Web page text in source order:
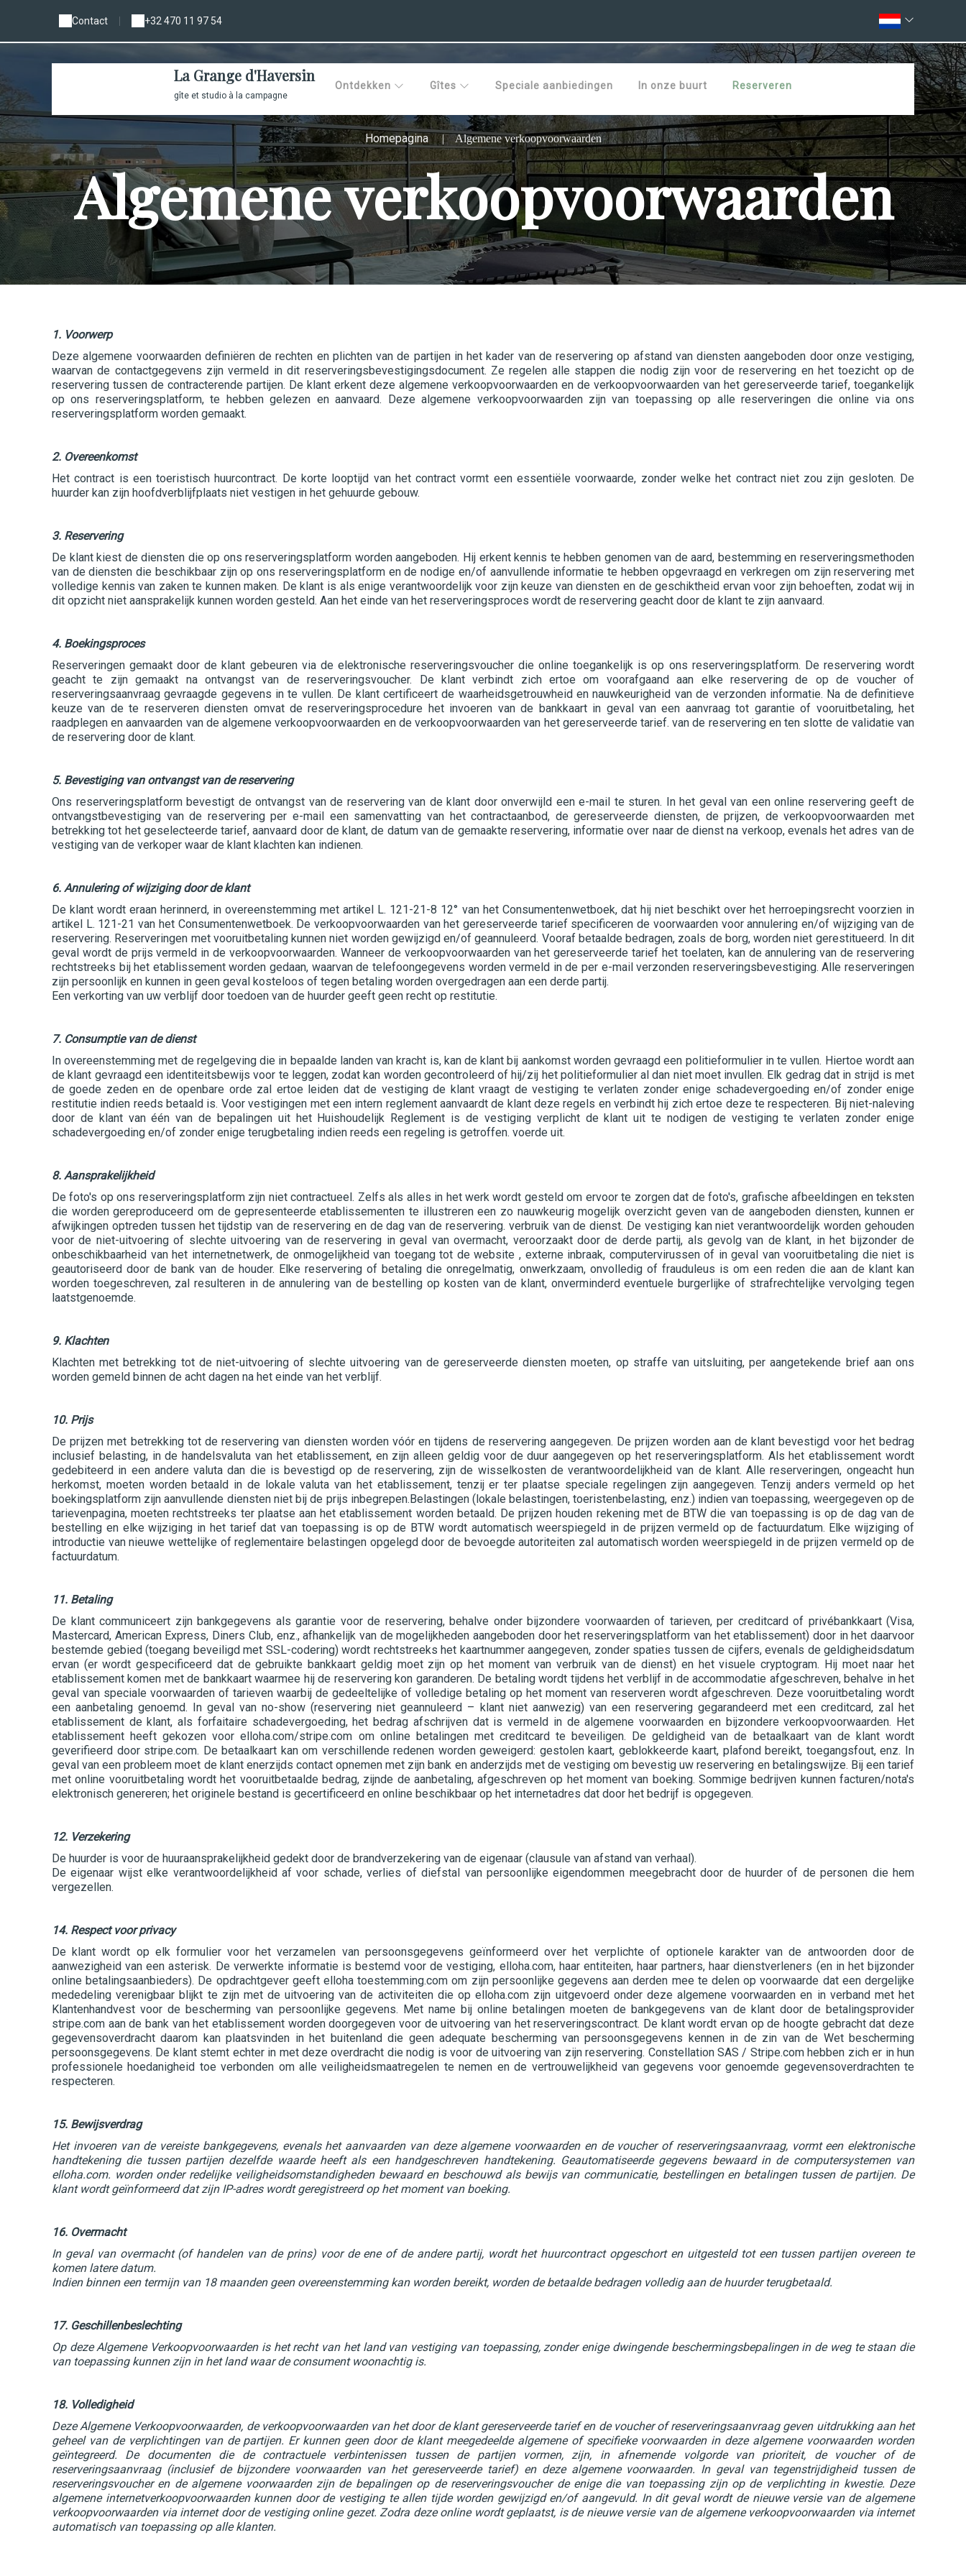
Contact +32 470 11 97 54
La Grange d'Haversin
gîte et studio à la campagne
Ontdekken Gîtes Speciale aanbiedingen In onze buurt Reserveren
Homepagina Algemene verkoopvoorwaarden
Algemene verkoopvoorwaarden
1. Voorwerp
Deze algemene voorwaarden definiëren de rechten en plichten van de partijen in het kader van de reservering op afstand van diensten aangeboden door onze vestiging,
waarvan de contactgegevens zijn vermeld in dit reserveringsbevestigingsdocument. Ze regelen alle stappen die nodig zijn voor de reservering en het toezicht op de
reservering tussen de contracterende partijen. De klant erkent deze algemene verkoopvoorwaarden en de verkoopvoorwaarden van het gereserveerde tarief, toegankelijk
op ons reserveringsplatform, te hebben gelezen en aanvaard. Deze algemene verkoopvoorwaarden zijn van toepassing op alle reserveringen die online via ons
reserveringsplatform worden gemaakt.
2. Overeenkomst
Het contract is een toeristisch huurcontract. De korte looptijd van het contract vormt een essentiële voorwaarde, zonder welke het contract niet zou zijn gesloten. De
huurder kan zijn hoofdverblijfplaats niet vestigen in het gehuurde gebouw.
3. Reservering
De klant kiest de diensten die op ons reserveringsplatform worden aangeboden. Hij erkent kennis te hebben genomen van de aard, bestemming en reserveringsmethoden
van de diensten die beschikbaar zijn op ons reserveringsplatform en de nodige en/of aanvullende informatie te hebben opgevraagd en verkregen om zijn reservering met
volledige kennis van zaken te kunnen maken. De klant is als enige verantwoordelijk voor zijn keuze van diensten en de geschiktheid ervan voor zijn behoeften, zodat wij in
dit opzicht niet aansprakelijk kunnen worden gesteld. Aan het einde van het reserveringsproces wordt de reservering geacht door de klant te zijn aanvaard.
4. Boekingsproces
Reserveringen gemaakt door de klant gebeuren via de elektronische reserveringsvoucher die online toegankelijk is op ons reserveringsplatform. De reservering wordt
geacht te zijn gemaakt na ontvangst van de reserveringsvoucher. De klant verbindt zich ertoe om voorafgaand aan elke reservering de op de voucher of
reserveringsaanvraag gevraagde gegevens in te vullen. De klant certificeert de waarheidsgetrouwheid en nauwkeurigheid van de verzonden informatie. Na de definitieve
keuze van de te reserveren diensten omvat de reserveringsprocedure het invoeren van de bankkaart in geval van een aanvraag tot garantie of vooruitbetaling, het
raadplegen en aanvaarden van de algemene verkoopvoorwaarden en de verkoopvoorwaarden van het gereserveerde tarief. van de reservering en ten slotte de validatie van
de reservering door de klant.
5. Bevestiging van ontvangst van de reservering
Ons reserveringsplatform bevestigt de ontvangst van de reservering van de klant door onverwijld een e-mail te sturen. In het geval van een online reservering geeft de
ontvangstbevestiging van de reservering per e-mail een samenvatting van het contractaanbod, de gereserveerde diensten, de prijzen, de verkoopvoorwaarden met
betrekking tot het geselecteerde tarief, aanvaard door de klant, de datum van de gemaakte reservering, informatie over naar de dienst na verkoop, evenals het adres van de
vestiging van de verkoper waar de klant klachten kan indienen.
6. Annulering of wijziging door de klant
De klant wordt eraan herinnerd, in overeenstemming met artikel L. 121-21-8 12° van het Consumentenwetboek, dat hij niet beschikt over het herroepingsrecht voorzien in
artikel L. 121-21 van het Consumentenwetboek. De verkoopvoorwaarden van het gereserveerde tarief specificeren de voorwaarden voor annulering en/of wijziging van de
reservering. Reserveringen met vooruitbetaling kunnen niet worden gewijzigd en/of geannuleerd. Vooraf betaalde bedragen, zoals de borg, worden niet gerestitueerd. In dit
geval wordt de prijs vermeld in de verkoopvoorwaarden. Wanneer de verkoopvoorwaarden van het gereserveerde tarief het toelaten, kan de annulering van de reservering
rechtstreeks bij het etablissement worden gedaan, waarvan de telefoongegevens worden vermeld in de per e-mail verzonden reserveringsbevestiging. Alle reserveringen
zijn persoonlijk en kunnen in geen geval kosteloos of tegen betaling worden overgedragen aan een derde partij.
Een verkorting van uw verblijf door toedoen van de huurder geeft geen recht op restitutie.
7. Consumptie van de dienst
In overeenstemming met de regelgeving die in bepaalde landen van kracht is, kan de klant bij aankomst worden gevraagd een politieformulier in te vullen. Hiertoe wordt aan
de klant gevraagd een identiteitsbewijs voor te leggen, zodat kan worden gecontroleerd of hij/zij het politieformulier al dan niet moet invullen. Elk gedrag dat in strijd is met
de goede zeden en de openbare orde zal ertoe leiden dat de vestiging de klant vraagt de vestiging te verlaten zonder enige schadevergoeding en/of zonder enige
restitutie indien reeds betaald is. Voor vestigingen met een intern reglement aanvaardt de klant deze regels en verbindt hij zich ertoe deze te respecteren. Bij niet-naleving
door de klant van één van de bepalingen uit het Huishoudelijk Reglement is de vestiging verplicht de klant uit te nodigen de vestiging te verlaten zonder enige
schadevergoeding en/of zonder enige terugbetaling indien reeds een regeling is getroffen. voerde uit.
8. Aansprakelijkheid
De foto's op ons reserveringsplatform zijn niet contractueel. Zelfs als alles in het werk wordt gesteld om ervoor te zorgen dat de foto's, grafische afbeeldingen en teksten
die worden gereproduceerd om de gepresenteerde etablissementen te illustreren een zo nauwkeurig mogelijk overzicht geven van de aangeboden diensten, kunnen er
afwijkingen optreden tussen het tijdstip van de reservering en de dag van de reservering. verbruik van de dienst. De vestiging kan niet verantwoordelijk worden gehouden
voor de niet-uitvoering of slechte uitvoering van de reservering in geval van overmacht, veroorzaakt door de derde partij, als gevolg van de klant, in het bijzonder de
onbeschikbaarheid van het internetnetwerk, de onmogelijkheid van toegang tot de website , externe inbraak, computervirussen of in geval van vooruitbetaling die niet is
geautoriseerd door de bank van de houder. Elke reservering of betaling die onregelmatig, onwerkzaam, onvolledig of frauduleus is om een reden die aan de klant kan
worden toegeschreven, zal resulteren in de annulering van de bestelling op kosten van de klant, onverminderd eventuele burgerlijke of strafrechtelijke vervolging tegen
laatstgenoemde.
9. Klachten
Klachten met betrekking tot de niet-uitvoering of slechte uitvoering van de gereserveerde diensten moeten, op straffe van uitsluiting, per aangetekende brief aan ons
worden gemeld binnen de acht dagen na het einde van het verblijf.
10. Prijs
De prijzen met betrekking tot de reservering van diensten worden vóór en tijdens de reservering aangegeven. De prijzen worden aan de klant bevestigd voor het bedrag
inclusief belasting, in de handelsvaluta van het etablissement, en zijn alleen geldig voor de duur aangegeven op het reserveringsplatform. Als het etablissement wordt
gedebiteerd in een andere valuta dan die is bevestigd op de reservering, zijn de wisselkosten de verantwoordelijkheid van de klant. Alle reserveringen, ongeacht hun
herkomst, moeten worden betaald in de lokale valuta van het etablissement, tenzij er ter plaatse speciale regelingen zijn aangegeven. Tenzij anders vermeld op het
boekingsplatform zijn aanvullende diensten niet bij de prijs inbegrepen.Belastingen (lokale belastingen, toeristenbelasting, enz.) indien van toepassing, weergegeven op de
tarievenpagina, moeten rechtstreeks ter plaatse aan het etablissement worden betaald. De prijzen houden rekening met de BTW die van toepassing is op de dag van de
bestelling en elke wijziging in het tarief dat van toepassing is op de BTW wordt automatisch weerspiegeld in de prijzen vermeld op de factuurdatum. Elke wijziging of
introductie van nieuwe wettelijke of reglementaire belastingen opgelegd door de bevoegde autoriteiten zal automatisch worden weerspiegeld in de prijzen vermeld op de
factuurdatum.
11. Betaling
De klant communiceert zijn bankgegevens als garantie voor de reservering, behalve onder bijzondere voorwaarden of tarieven, per creditcard of privébankkaart (Visa,
Mastercard, American Express, Diners Club, enz., afhankelijk van de mogelijkheden aangeboden door het reserveringsplatform van het etablissement) door in het daarvoor
bestemde gebied (toegang beveiligd met SSL-codering) wordt rechtstreeks het kaartnummer aangegeven, zonder spaties tussen de cijfers, evenals de geldigheidsdatum
ervan (er wordt gespecificeerd dat de gebruikte bankkaart geldig moet zijn op het moment van verbruik van de dienst) en het visuele cryptogram. Hij moet naar het
etablissement komen met de bankkaart waarmee hij de reservering kon garanderen. De betaling wordt tijdens het verblijf in de accommodatie afgeschreven, behalve in het
geval van speciale voorwaarden of tarieven waarbij de gedeeltelijke of volledige betaling op het moment van reserveren wordt afgeschreven. Deze vooruitbetaling wordt
een aanbetaling genoemd. In geval van no-show (reservering niet geannuleerd – klant niet aanwezig) van een reservering gegarandeerd met een creditcard, zal het
etablissement de klant, als forfaitaire schadevergoeding, het bedrag afschrijven dat is vermeld in de algemene voorwaarden en bijzondere verkoopvoorwaarden. Het
etablissement heeft gekozen voor elloha.com/stripe.com om online betalingen met creditcard te beveiligen. De geldigheid van de betaalkaart van de klant wordt
geverifieerd door stripe.com. De betaalkaart kan om verschillende redenen worden geweigerd: gestolen kaart, geblokkeerde kaart, plafond bereikt, toegangsfout, enz. In
geval van een probleem moet de klant enerzijds contact opnemen met zijn bank en anderzijds met de vestiging om bevestig uw reservering en betalingswijze. Bij een tarief
met online vooruitbetaling wordt het vooruitbetaalde bedrag, zijnde de aanbetaling, afgeschreven op het moment van boeking. Sommige bedrijven kunnen facturen/nota's
elektronisch genereren; het originele bestand is gecertificeerd en online beschikbaar op het internetadres dat door het bedrijf is opgegeven.
12. Verzekering
De huurder is voor de huuraansprakelijkheid gedekt door de brandverzekering van de eigenaar (clausule van afstand van verhaal).
De eigenaar wijst elke verantwoordelijkheid af voor schade, verlies of diefstal van persoonlijke eigendommen meegebracht door de huurder of de personen die hem
vergezellen.
14. Respect voor privacy
De klant wordt op elk formulier voor het verzamelen van persoonsgegevens geïnformeerd over het verplichte of optionele karakter van de antwoorden door de
aanwezigheid van een asterisk. De verwerkte informatie is bestemd voor de vestiging, elloha.com, haar entiteiten, haar partners, haar dienstverleners (en in het bijzonder
online betalingsaanbieders). De opdrachtgever geeft elloha toestemming.com om zijn persoonlijke gegevens aan derden mee te delen op voorwaarde dat een dergelijke
mededeling verenigbaar blijkt te zijn met de uitvoering van de activiteiten die op elloha.com zijn uitgevoerd onder deze algemene voorwaarden en in verband met het
Klantenhandvest voor de bescherming van persoonlijke gegevens. Met name bij online betalingen moeten de bankgegevens van de klant door de betalingsprovider
stripe.com aan de bank van het etablissement worden doorgegeven voor de uitvoering van het reserveringscontract. De klant wordt ervan op de hoogte gebracht dat deze
gegevensoverdracht daarom kan plaatsvinden in het buitenland die geen adequate bescherming van persoonsgegevens kennen in de zin van de Wet bescherming
persoonsgegevens. De klant stemt echter in met deze overdracht die nodig is voor de uitvoering van zijn reservering. Constellation SAS / Stripe.com hebben zich er in hun
professionele hoedanigheid toe verbonden om alle veiligheidsmaatregelen te nemen en de vertrouwelijkheid van gegevens voor genoemde gegevensoverdrachten te
respecteren.
15. Bewijsverdrag
Het invoeren van de vereiste bankgegevens, evenals het aanvaarden van deze algemene voorwaarden en de voucher of reserveringsaanvraag, vormt een elektronische
handtekening die tussen partijen dezelfde waarde heeft als een handgeschreven handtekening. Geautomatiseerde gegevens bewaard in de computersystemen van
elloha.com. worden onder redelijke veiligheidsomstandigheden bewaard en beschouwd als bewijs van communicatie, bestellingen en betalingen tussen de partijen. De
klant wordt geïnformeerd dat zijn IP-adres wordt geregistreerd op het moment van boeking.
16. Overmacht
In geval van overmacht (of handelen van de prins) voor de ene of de andere partij, wordt het huurcontract opgeschort en uitgesteld tot een tussen partijen overeen te
komen latere datum.
Indien binnen een termijn van 18 maanden geen overeenstemming kan worden bereikt, worden de betaalde bedragen volledig aan de huurder terugbetaald.
17. Geschillenbeslechting
Op deze Algemene Verkoopvoorwaarden is het recht van het land van vestiging van toepassing, zonder enige dwingende beschermingsbepalingen in de weg te staan die
van toepassing kunnen zijn in het land waar de consument woonachtig is.
18. Volledigheid
Deze Algemene Verkoopvoorwaarden, de verkoopvoorwaarden van het door de klant gereserveerde tarief en de voucher of reserveringsaanvraag geven uitdrukking aan het
geheel van de verplichtingen van de partijen. Er kunnen geen door de klant meegedeelde algemene of specifieke voorwaarden in deze algemene voorwaarden worden
geïntegreerd. De documenten die de contractuele verbintenissen tussen de partijen vormen, zijn, in afnemende volgorde van prioriteit, de voucher of de
reserveringsaanvraag (inclusief de bijzondere voorwaarden van het gereserveerde tarief) en deze algemene voorwaarden. In geval van tegenstrijdigheid tussen de
reserveringsvoucher en de algemene voorwaarden zijn de bepalingen op de reserveringsvoucher de enige die van toepassing zijn op de verplichting in kwestie. Deze
algemene internetverkoopvoorwaarden kunnen door de vestiging te allen tijde worden gewijzigd en/of aangevuld. In dit geval wordt de nieuwe versie van de algemene
verkoopvoorwaarden via internet door de vestiging online gezet. Zodra deze online wordt geplaatst, is de nieuwe versie van de algemene verkoopvoorwaarden via internet
automatisch van toepassing op alle klanten.